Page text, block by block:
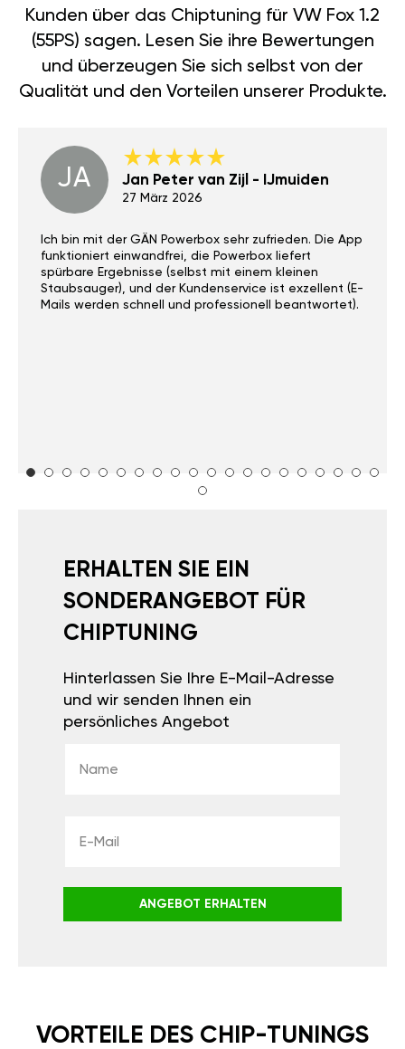
Kunden über das Chiptuning für VW Fox 1.2
(55PS) sagen. Lesen Sie ihre Bewertungen
und überzeugen Sie sich selbst von der
Qualität und den Vorteilen unserer Produkte.
JA Jan Peter van Zijl - IJmuiden
27 März 2026
Ich bin mit der GÄN Powerbox sehr zufrieden. Die App
funktioniert einwandfrei, die Powerbox liefert
spürbare Ergebnisse (selbst mit einem kleinen
Staubsauger), und der Kundenservice ist exzellent (E-
Mails werden schnell und professionell beantwortet).
ERHALTEN SIE EIN
SONDERANGEBOT FÜR
CHIPTUNING
Hinterlassen Sie Ihre E-Mail-Adresse
und wir senden Ihnen ein
persönliches Angebot
ANGEBOT ERHALTEN
VORTEILE DES CHIP-TUNINGS